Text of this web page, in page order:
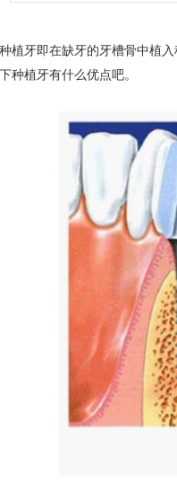
牙即在缺牙的牙槽骨中植入
种植牙有什么优点吧。